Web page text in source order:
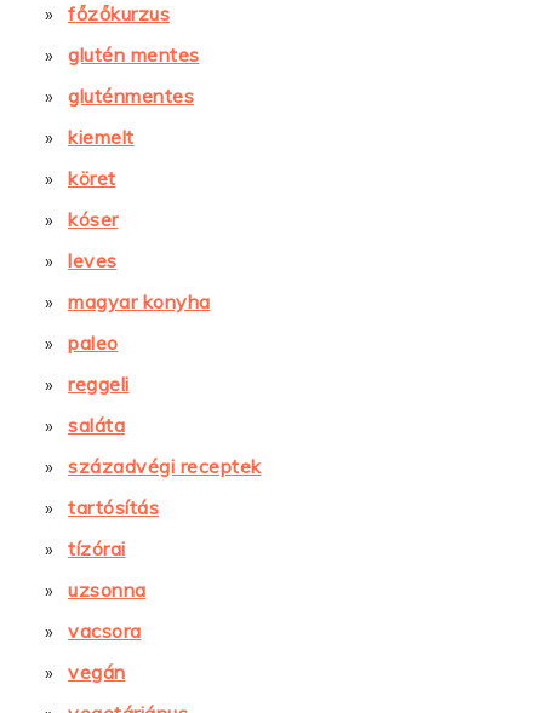
főzőkurzus
glutén mentes
gluténmentes
kiemelt
köret
kóser
leves
magyar konyha
paleo
reggeli
saláta
századvégi receptek
tartósítás
tízórai
uzsonna
vacsora
vegán